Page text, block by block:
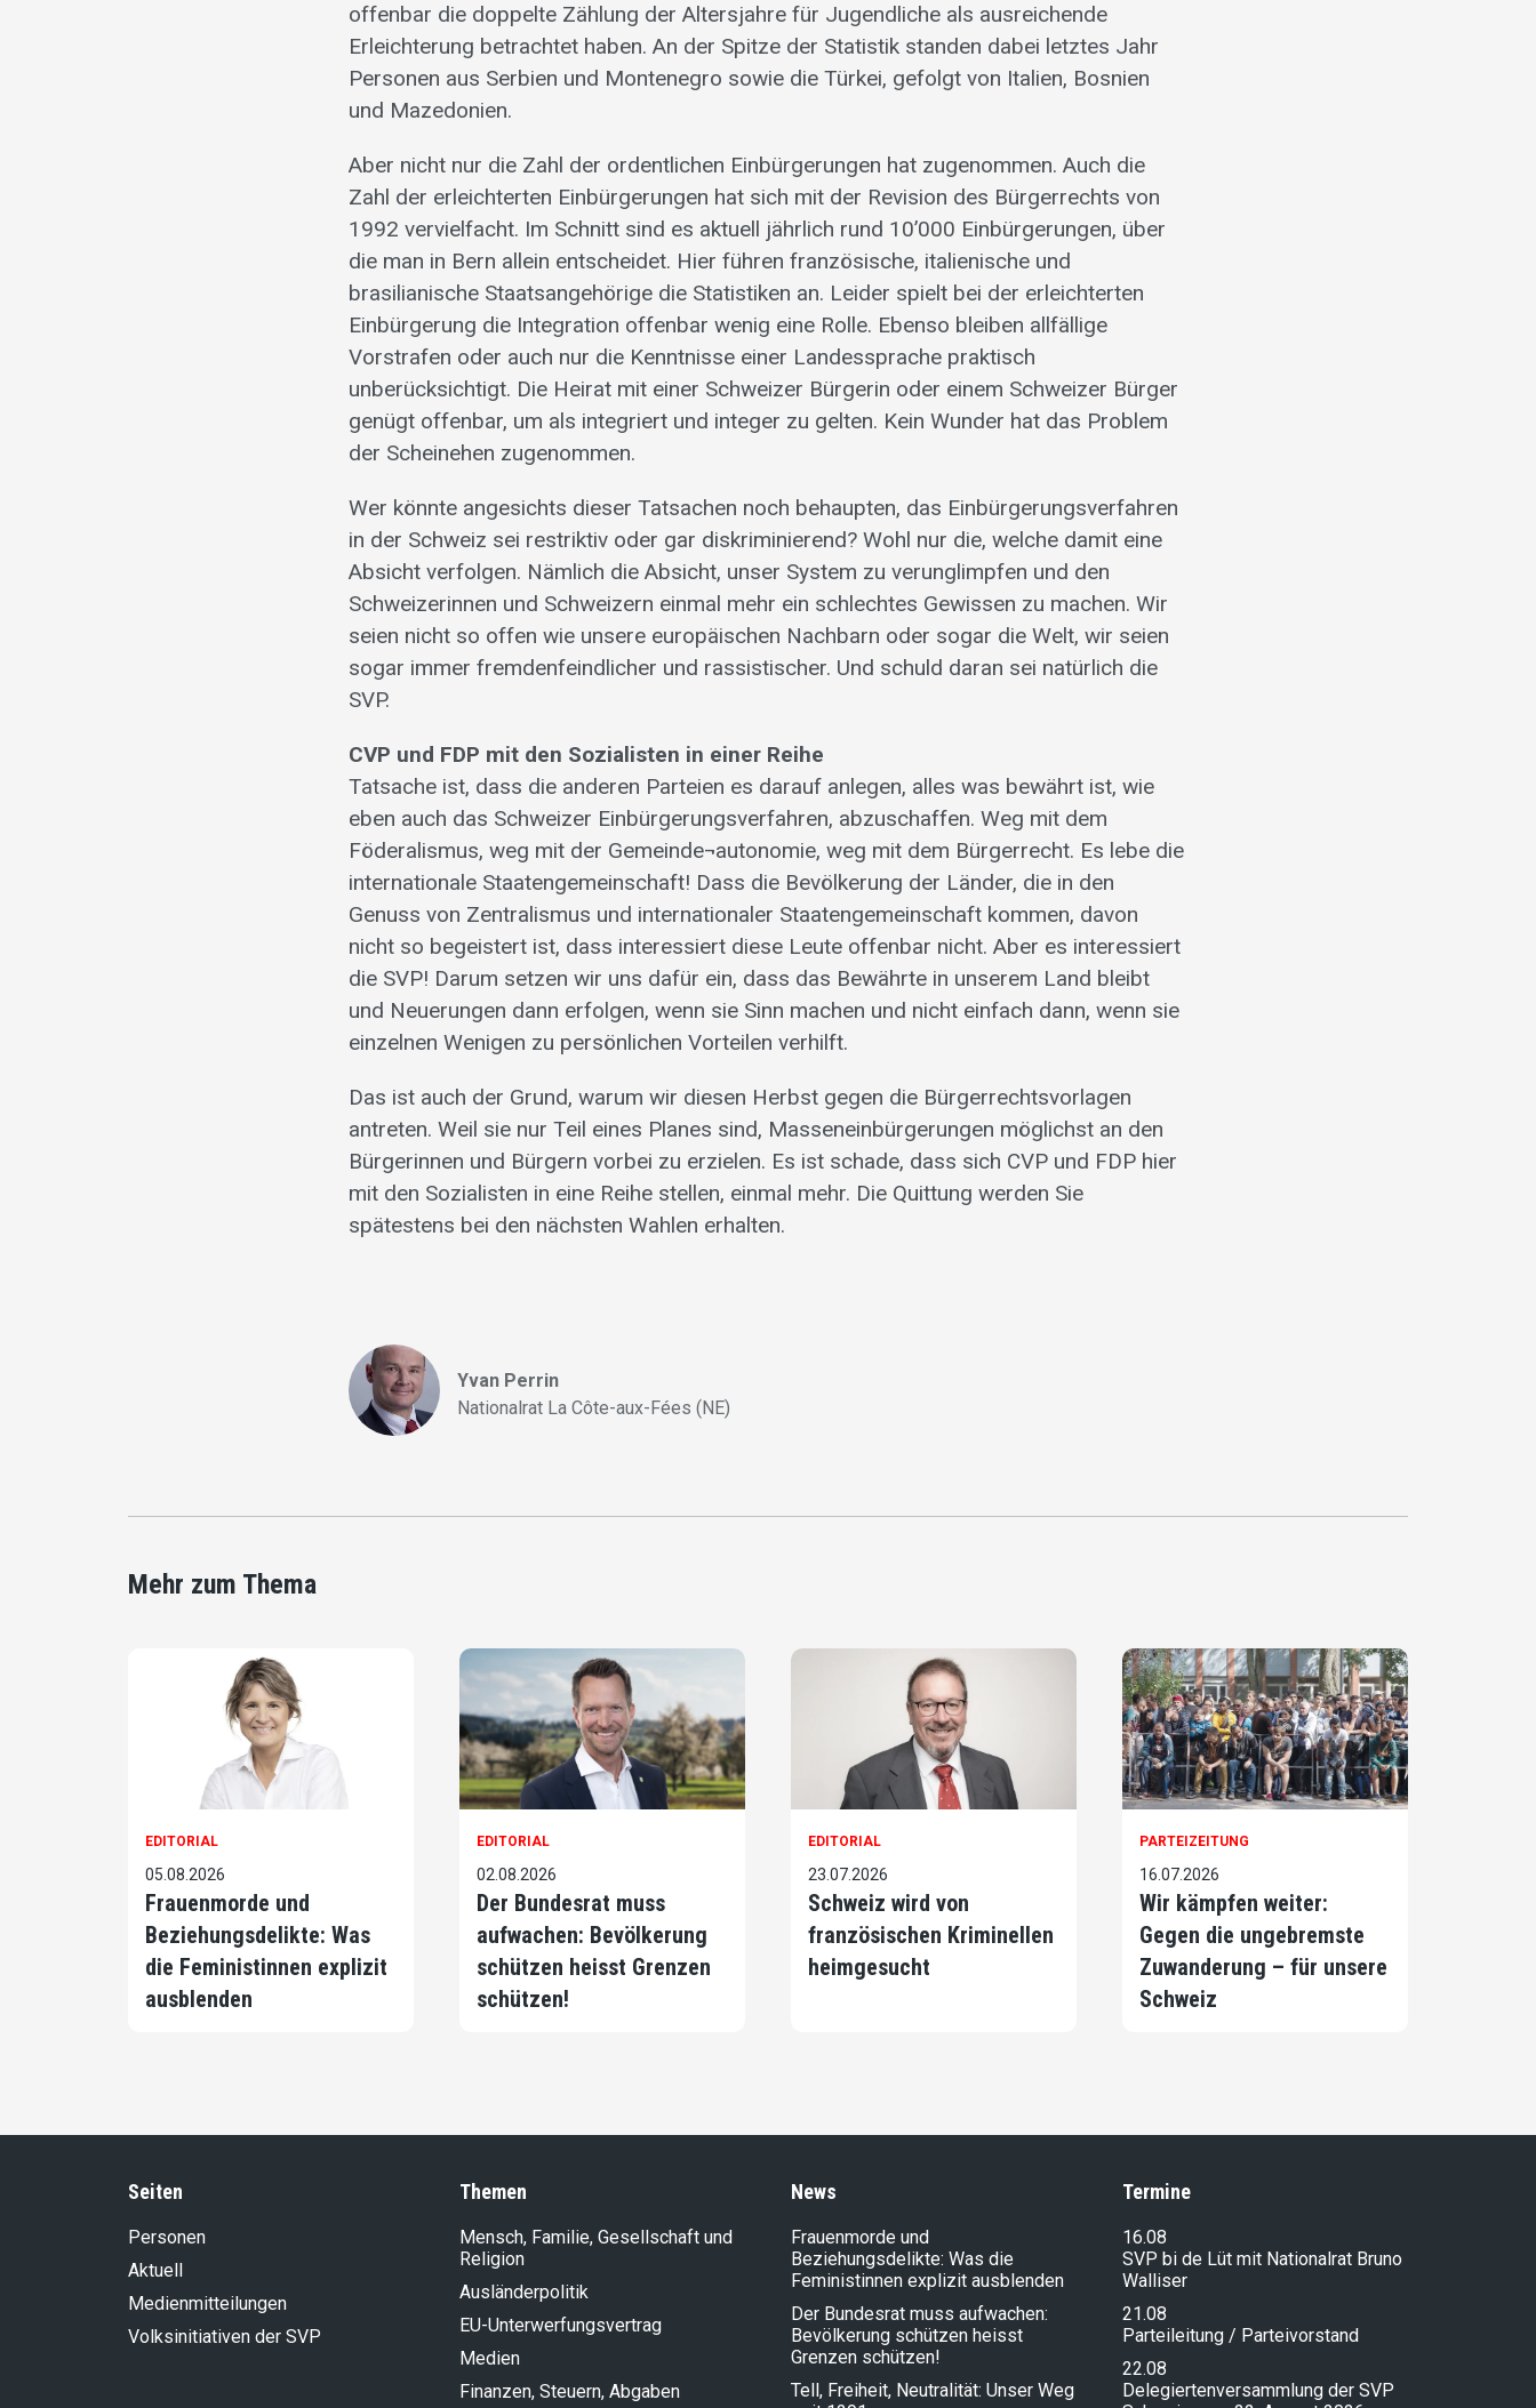
offenbar die doppelte Zählung der Altersjahre für Jugendliche als ausreichende
Erleichterung betrachtet haben. An der Spitze der Statistik standen dabei letztes Jahr
Personen aus Serbien und Montenegro sowie die Türkei, gefolgt von Italien, Bosnien
und Mazedonien.
Aber nicht nur die Zahl der ordentlichen Einbürgerungen hat zugenommen. Auch die
Zahl der erleichterten Einbürgerungen hat sich mit der Revision des Bürgerrechts von
1992 vervielfacht. Im Schnitt sind es aktuell jährlich rund 10’000 Einbürgerungen, über
die man in Bern allein entscheidet. Hier führen französische, italienische und
brasilianische Staatsangehörige die Statistiken an. Leider spielt bei der erleichterten
Einbürgerung die Integration offenbar wenig eine Rolle. Ebenso bleiben allfällige
Vorstrafen oder auch nur die Kenntnisse einer Landessprache praktisch
unberücksichtigt. Die Heirat mit einer Schweizer Bürgerin oder einem Schweizer Bürger
genügt offenbar, um als integriert und integer zu gelten. Kein Wunder hat das Problem
der Scheinehen zugenommen.
Wer könnte angesichts dieser Tatsachen noch behaupten, das Einbürgerungsverfahren
in der Schweiz sei restriktiv oder gar diskriminierend? Wohl nur die, welche damit eine
Absicht verfolgen. Nämlich die Absicht, unser System zu verunglimpfen und den
Schweizerinnen und Schweizern einmal mehr ein schlechtes Gewissen zu machen. Wir
seien nicht so offen wie unsere europäischen Nachbarn oder sogar die Welt, wir seien
sogar immer fremdenfeindlicher und rassistischer. Und schuld daran sei natürlich die
SVP.
CVP und FDP mit den Sozialisten in einer Reihe
Tatsache ist, dass die anderen Parteien es darauf anlegen, alles was bewährt ist, wie
eben auch das Schweizer Einbürgerungsverfahren, abzuschaffen. Weg mit dem
Föderalismus, weg mit der Gemeinde¬autonomie, weg mit dem Bürgerrecht. Es lebe die
internationale Staatengemeinschaft! Dass die Bevölkerung der Länder, die in den
Genuss von Zentralismus und internationaler Staatengemeinschaft kommen, davon
nicht so begeistert ist, dass interessiert diese Leute offenbar nicht. Aber es interessiert
die SVP! Darum setzen wir uns dafür ein, dass das Bewährte in unserem Land bleibt
und Neuerungen dann erfolgen, wenn sie Sinn machen und nicht einfach dann, wenn sie
einzelnen Wenigen zu persönlichen Vorteilen verhilft.
Das ist auch der Grund, warum wir diesen Herbst gegen die Bürgerrechtsvorlagen
antreten. Weil sie nur Teil eines Planes sind, Masseneinbürgerungen möglichst an den
Bürgerinnen und Bürgern vorbei zu erzielen. Es ist schade, dass sich CVP und FDP hier
mit den Sozialisten in eine Reihe stellen, einmal mehr. Die Quittung werden Sie
spätestens bei den nächsten Wahlen erhalten.
Yvan Perrin
Nationalrat La Côte-aux-Fées (NE)
Mehr zum Thema
EDITORIAL
05.08.2026
Frauenmorde und
Beziehungsdelikte: Was
die Feministinnen explizit
ausblenden
EDITORIAL
02.08.2026
Der Bundesrat muss
aufwachen: Bevölkerung
schützen heisst Grenzen
schützen!
EDITORIAL
23.07.2026
Schweiz wird von
französischen Kriminellen
heimgesucht
PARTEIZEITUNG
16.07.2026
Wir kämpfen weiter:
Gegen die ungebremste
Zuwanderung – für unsere
Schweiz
Seiten
Personen
Aktuell
Medienmitteilungen
Volksinitiativen der SVP
Themen
Mensch, Familie, Gesellschaft und
Religion
Ausländer­politik
EU-Unterwerfungsvertrag
Medien
Finanzen, Steuern, Abgaben
News
Frauenmorde und
Beziehungsdelikte: Was die
Feministinnen explizit ausblenden
Der Bundesrat muss aufwachen:
Bevölkerung schützen heisst
Grenzen schützen!
Tell, Freiheit, Neutralität: Unser Weg
Termine
16.08
SVP bi de Lüt mit Nationalrat Bruno
Walliser
21.08
Parteileitung / Parteivorstand
22.08
Delegiertenversammlung der SVP